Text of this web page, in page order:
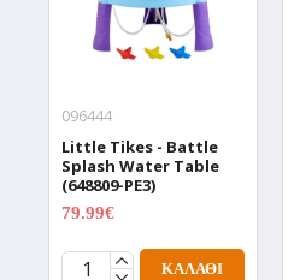
096444
Little Tikes - Battle
Splash Water Table
(648809-PE3)
79.99€
ΚΑΛΆΘΙ